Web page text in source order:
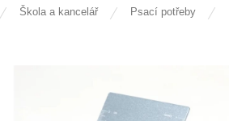
Škola a kancelář Psací potřeby